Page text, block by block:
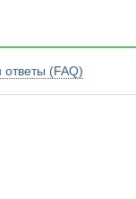
(FAQ)